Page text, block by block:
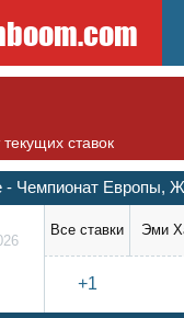
текущих ставок
- Чемпионат Европы,
Все ставки Эми
+1